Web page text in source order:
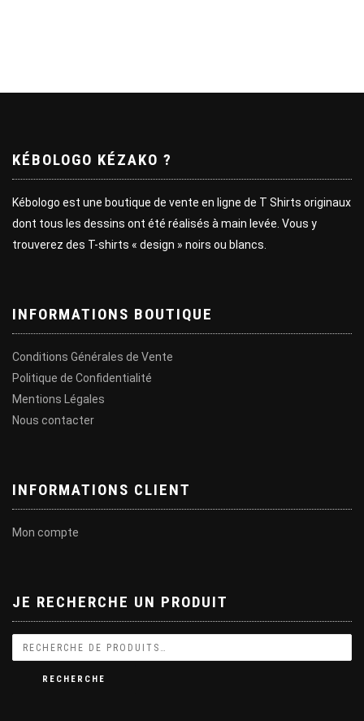
KÉBOLOGO KÉZAKO ?
Kébologo est une boutique de vente en ligne de T Shirts originaux
dont tous les dessins ont été réalisés à main levée. Vous y
trouverez des T-shirts « design » noirs ou blancs.
INFORMATIONS BOUTIQUE
Conditions Générales de Vente
Politique de Confidentialité
Mentions Légales
Nous contacter
INFORMATIONS CLIENT
Mon compte
JE RECHERCHE UN PRODUIT
RECHERCHE